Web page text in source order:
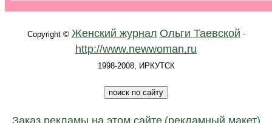
Copyright © Женский журнал Ольги Таевской -
http://www.newwoman.ru
1998-2008, ИРКУТСК